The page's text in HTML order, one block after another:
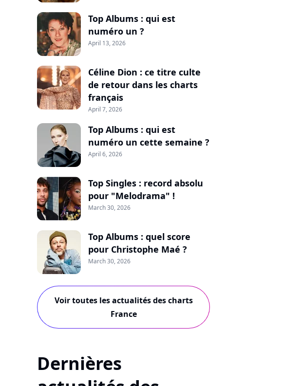
Top Albums : qui est
numéro un ?
April 13, 2026
Céline Dion : ce titre culte
de retour dans les charts
français
April 7, 2026
Top Albums : qui est
numéro un cette semaine ?
April 6, 2026
Top Singles : record absolu
pour "Melodrama" !
March 30, 2026
Top Albums : quel score
pour Christophe Maé ?
March 30, 2026
Voir toutes les actualités des charts
France
Dernières